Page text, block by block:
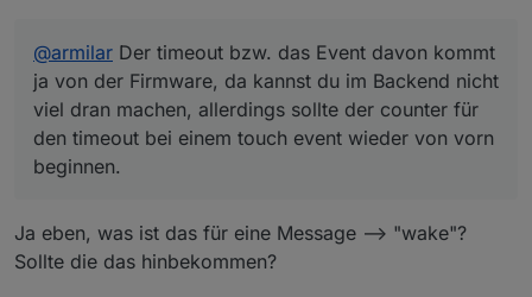
man dann die eingestellte Zeit nix mehr macht
wird der Screensaver aktiv.
Keine Ahnung ob das aufwendig ist umzusetzen
@armilar Der timeout bzw. das Event davon kommt
ja von der Firmware, da kannst du im Backend nicht
viel dran machen, allerdings sollte der counter für
den timeout bei einem touch event wieder von vorn
beginnen.
Ja eben, was ist das für eine Message --> "wake"?
Sollte die das hinbekommen?